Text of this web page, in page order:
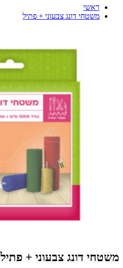
ראשי
משטחי דונג צבעוני + פתיל
משטחי דונג צבעוני + פתיל